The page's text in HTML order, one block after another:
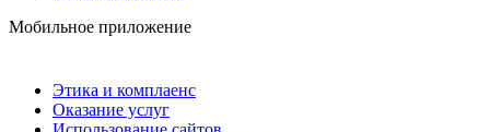
Мобильное приложение
Этика и комплаенс
Оказание услуг